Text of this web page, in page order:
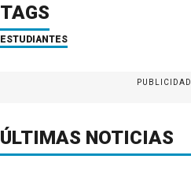
TAGS
ESTUDIANTES
PUBLICIDAD
ÚLTIMAS NOTICIAS